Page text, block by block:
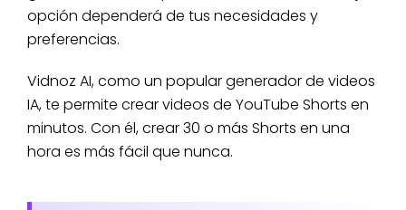
opción dependerá de tus necesidades y
preferencias.
Vidnoz AI, como un popular generador de videos
IA, te permite crear videos de YouTube Shorts en
minutos. Con él, crear 30 o más Shorts en una
hora es más fácil que nunca.